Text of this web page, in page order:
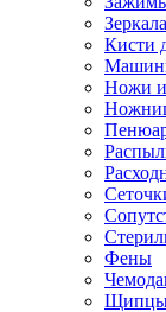
Зеркала
Кисти
Ножи и
Фены